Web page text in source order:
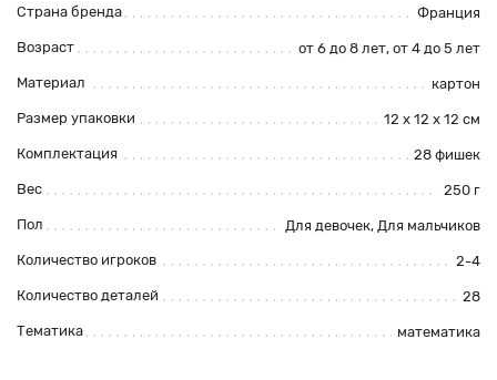
Страна бренда Франция
Возраст от 6 до 8 лет, от 4 до 5 лет
Материал картон
Размер упаковки 12 х 12 х 12 см
Комплектация 28 фишек
Вес 250 г
Пол Для девочек, Для мальчиков
Количество игроков 2-4
Количество деталей 28
Тематика математика